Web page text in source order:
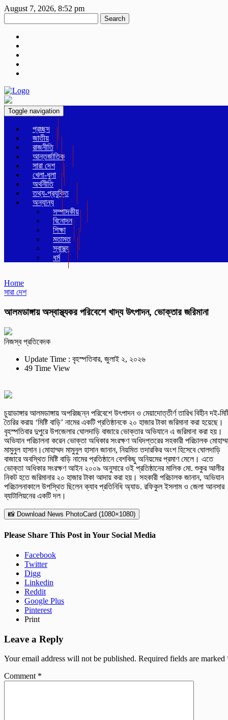
August 7, 2026, 8:52 pm
Search
Toggle navigation
প্রচ্ছদ
জাতীয়
রাজনীতি
আন্তর্জাতিক
সারা দেশ
খেলা-ধুলা
অর্থনীতি
তথ্য-প্রযুক্তি
অন্যান্য
সম্পাদকীয়
বিনোদন
শিক্ষা
মতামত
স্বাস্থ্য
ধর্ম
Home
সারা দেশ
আলমডাঙ্গায় অস্বাস্থ্যকর পরিবেশে খাদ্য উৎপাদন, ভোক্তার জ‌রিমানা
নিজস্ব প্রতিবেদক
Update Time : বৃহস্পতিবার, জুলাই ২, ২০২৬
49 Time View
চুয়াডাঙ্গার আলমডাঙ্গায় অপরিচ্ছন্ন পরিবেশে উৎপাদন ও মেয়াদোত্তীর্ণ তারিখ বিহীন দই-
তৈরির করায় ‘মিষ্টি বাড়ি’ নামের একটি প্রতিষ্ঠানকে ২০ হাজার টাকা জরিমানা করা হয়েছে।
বৃহস্পতিবার দুপুরে উপজেলার ঘোলদাড়ি বাজারে ভোক্তার অভিযানে এ জরিমানা করা হয়।
অভিযান পরিচালনা করেন ভোক্তা অধিকার সংরক্ষণ অধিদপ্তরের সহকারী পরিচালক
মামুনুল হাসান।মোহাম্মদ মামুনুল হাসান জানান, নিয়মিত তদারকির অংশ হিসেবে ঘোলদাড়ি
বাজারে অবস্থিত মিষ্টি বাড়ি নামের প্রতিষ্ঠানে বেশকিছু অনিয়মের প্রমাণ মেলে। এতে
ভোক্তা অধিকার সংরক্ষণ আইন ২০০৯ অনুসারে ওই প্রতিষ্ঠানের মালিক মো. শুকুর আলীর
নিকট হতে জরিমানার ২০ হাজার টাকা আদায় করা হয়। সহকারী পরিচালক জানান, অভিযান
পরিচালনাকালে উপস্থিত ছিলেন ক্যাব প্রতিনিধি অ্যাড. রফিকুল ইসলাম ও জেলা আনসার
ব্যাটালিয়নের একটি দল।
📸 Download News PhotoCard (1080×1080)
Please Share This Post in Your Social Media
Facebook
Twitter
Digg
Linkedin
Reddit
Google Plus
Pinterest
Print
Leave a Reply
Your email address will not be published. Required fields are marked
Comment *